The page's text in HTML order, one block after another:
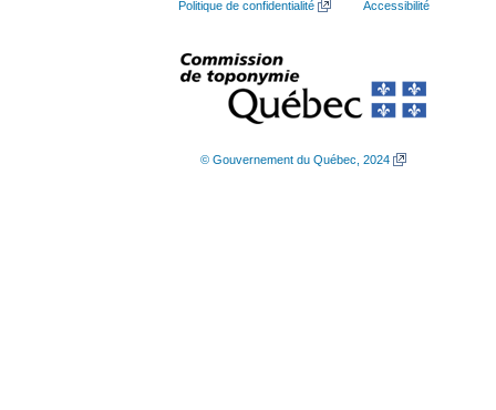
Politique de confidentialité
Accessibilité
© Gouvernement du Québec, 2024